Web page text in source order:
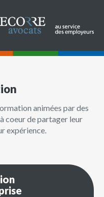
animées par des
coeur de partager leur
expérience.